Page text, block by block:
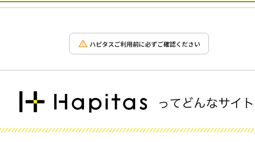
ハピタスご利用前に必ずご確認ください